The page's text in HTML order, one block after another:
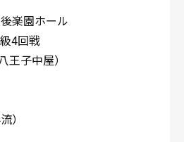
楽園ホール
4回戦
子中屋）
）